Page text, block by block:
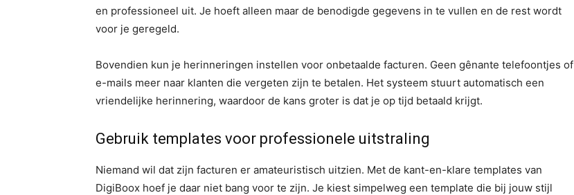
en professioneel uit. Je hoeft alleen maar de benodigde gegevens in te vullen en de rest wordt
voor je geregeld.
Bovendien kun je herinneringen instellen voor onbetaalde facturen. Geen gênante telefoontjes of
e-mails meer naar klanten die vergeten zijn te betalen. Het systeem stuurt automatisch een
vriendelijke herinnering, waardoor de kans groter is dat je op tijd betaald krijgt.
Gebruik templates voor professionele uitstraling
Niemand wil dat zijn facturen er amateuristisch uitzien. Met de kant-en-klare templates van
DigiBoox hoef je daar niet bang voor te zijn. Je kiest simpelweg een template die bij jouw stijl